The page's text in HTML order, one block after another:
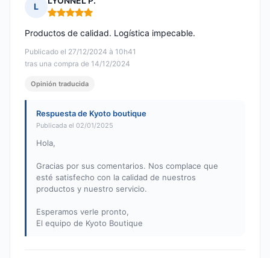
L
Nota: 5 de 5
Publicado el 27/12/2024 à 10h41
tras una compra de 14/12/2024
Productos de calidad. Logística impecable.
Opinión traducida
Respuesta de Kyoto boutique
Publicada el 02/01/2025
Hola,
Gracias por sus comentarios. Nos complace que
esté satisfecho con la calidad de nuestros
productos y nuestro servicio.
Esperamos verle pronto,
El equipo de Kyoto Boutique